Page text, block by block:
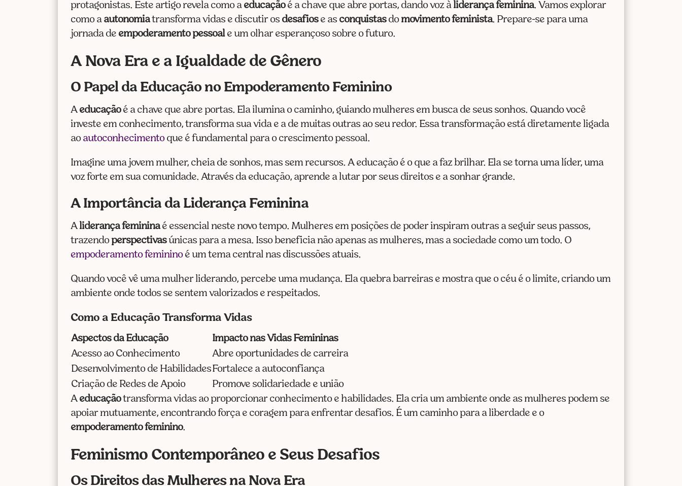
cima
ou
diminuir
o
volume.
protagonistas. Este artigo revela como a educaçãoé a chave que abre portas, dando voz à liderança feminina. Vamos explorar
como a autonomiatransforma vidas e discutir os desafiose as conquistasdo movimento feminista. Prepare-se para uma
jornada de empoderamento pessoale um olhar esperançoso sobre o futuro.
A Nova Era e a Igualdade de Gênero
O Papel da Educação no Empoderamento Feminino
A educaçãoé a chave que abre portas. Ela ilumina o caminho, guiando mulheres em busca de seus sonhos. Quando você
investe em conhecimento, transforma sua vida e a de muitas outras ao seu redor. Essa transformação está diretamente ligada
ao autoconhecimentoque é fundamental para o crescimento pessoal.
Imagine uma jovem mulher, cheia de sonhos, mas sem recursos. A educação é o que a faz brilhar. Ela se torna uma líder, uma
voz forte em sua comunidade. Através da educação, aprende a lutar por seus direitos e a sonhar grande.
A Importância da Liderança Feminina
A liderança femininaé essencial neste novo tempo. Mulheres em posições de poder inspiram outras a seguir seus passos,
trazendo perspectivasúnicas para a mesa. Isso beneficia não apenas as mulheres, mas a sociedade como um todo. O
empoderamento femininoé um tema central nas discussões atuais.
Quando você vê uma mulher liderando, percebe uma mudança. Ela quebra barreiras e mostra que o céu é o limite, criando um
ambiente onde todos se sentem valorizados e respeitados.
Como a Educação Transforma Vidas
Aspectos da Educação
Impacto nas Vidas Femininas
Acesso ao Conhecimento
Abre oportunidades de carreira
Desenvolvimento de HabilidadesFortalece a autoconfiança
Criação de Redes de Apoio
Promove solidariedade e união
A educaçãotransforma vidas ao proporcionar conhecimento e habilidades. Ela cria um ambiente onde as mulheres podem se
apoiar mutuamente, encontrando força e coragem para enfrentar desafios. É um caminho para a liberdade e o
empoderamento feminino.
Feminismo Contemporâneo e Seus Desafios
Os Direitos das Mulheres na Nova Era